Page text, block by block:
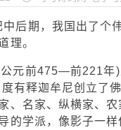
中后期，我国出了
理。
元前475—前221年)
有释迦牟尼创立了
、名家、纵横家、
的学派，像影子一